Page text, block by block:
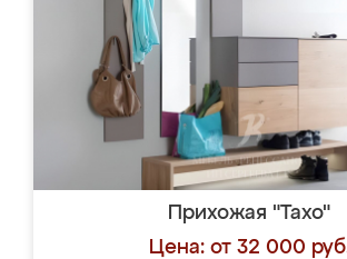
Прихожая "Тахо"
Цена: от 32 000